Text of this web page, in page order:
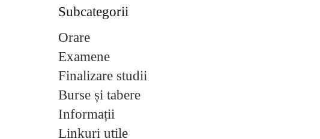
Subcategorii
Orare
Examene
Finalizare studii
Burse și tabere
Informații
Linkuri utile